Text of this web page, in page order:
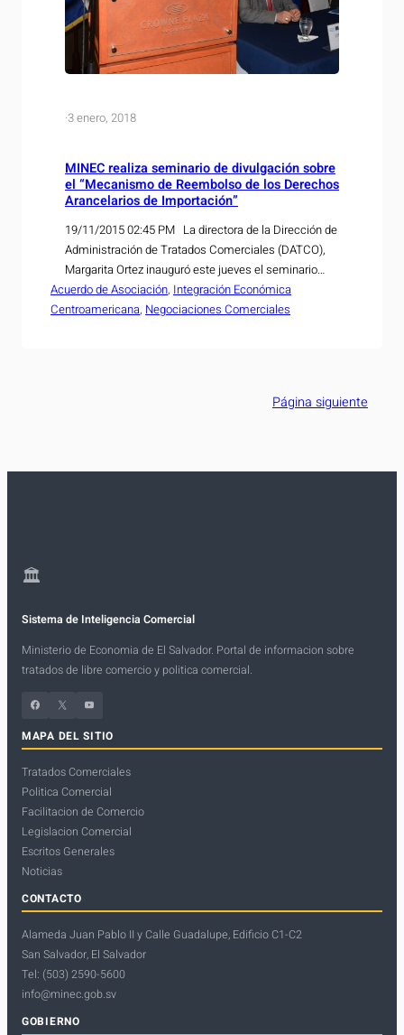
·3 enero, 2018
MINEC realiza seminario de divulgación sobre
el “Mecanismo de Reembolso de los Derechos
Arancelarios de Importación”
19/11/2015 02:45 PM La directora de la Dirección de
Administración de Tratados Comerciales (DATCO),
Margarita Ortez inauguró este jueves el seminario
“Mecanismo de Reembolso de los Derechos
Arancelarios a la Importación (DAI)”, en el marco del
Acuerdo de Asociación, Integración Económica
Centroamericana, Negociaciones Comerciales
Página siguiente
🏛
Sistema de Inteligencia Comercial
Ministerio de Economia de El Salvador. Portal de informacion sobre
tratados de libre comercio y politica comercial.
Facebook X
YouTube
MAPA DEL SITIO
Tratados Comerciales
Politica Comercial
Facilitacion de Comercio
Legislacion Comercial
Escritos Generales
Noticias
CONTACTO
Alameda Juan Pablo II y Calle Guadalupe, Edificio C1-C2
San Salvador, El Salvador
Tel: (503) 2590-5600
info@minec.gob.sv
GOBIERNO